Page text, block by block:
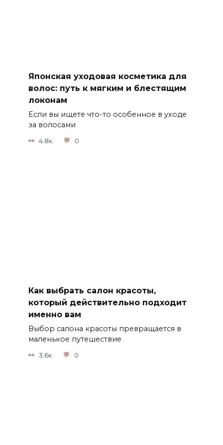
Японская уходовая косметика для
волос: путь к мягким и блестящим
локонам
Если вы ищете что-то особенное в уходе
за волосами
4.8к. 0
Как выбрать салон красоты,
который действительно подходит
именно вам
Выбор салона красоты превращается в
маленькое путешествие
3.6к. 0